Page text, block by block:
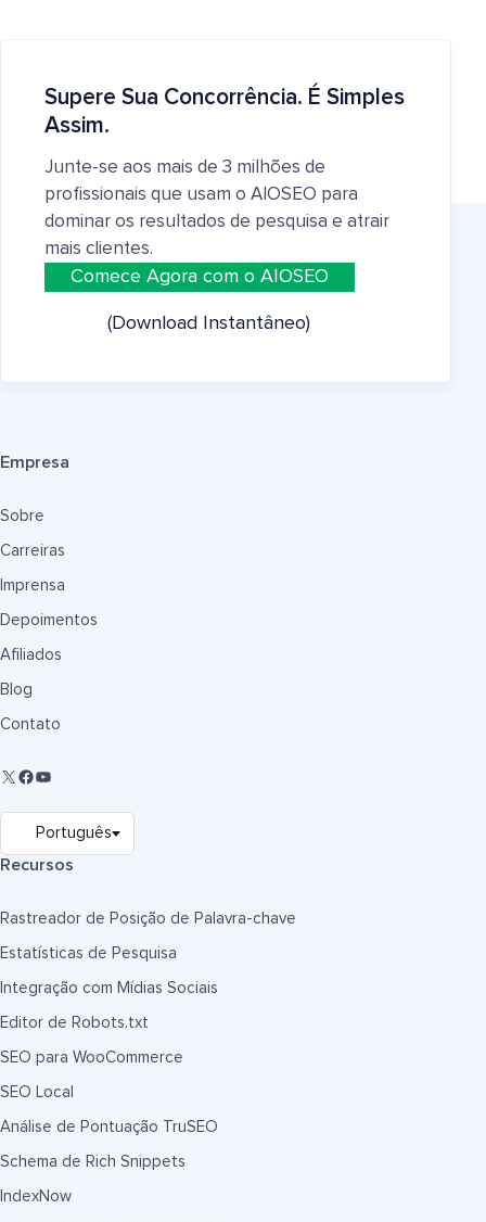
Supere Sua Concorrência. É Simples
Assim.
Junte-se aos mais de 3 milhões de
profissionais que usam o AIOSEO para
dominar os resultados de pesquisa e atrair
mais clientes.
Comece Agora com o AIOSEO
(Download Instantâneo)
Empresa
Sobre
Carreiras
Imprensa
Depoimentos
Afiliados
Blog
Contato
Recursos
Rastreador de Posição de Palavra-chave
Estatísticas de Pesquisa
Integração com Mídias Sociais
Editor de Robots.txt
SEO para WooCommerce
SEO Local
Análise de Pontuação TruSEO
Schema de Rich Snippets
IndexNow